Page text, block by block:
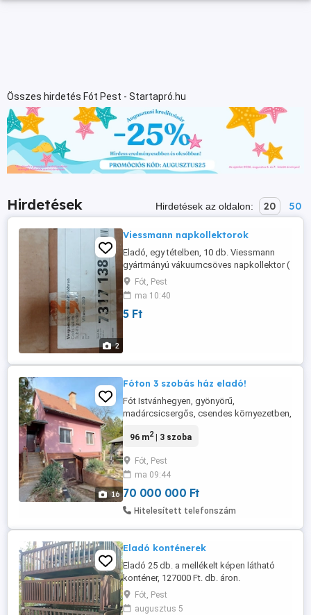
Összes hirdetés Fót Pest - Startapró.hu
Hirdetések Hirdetések az oldalon: 20 50
2
Viessmann napkollektorok
Eladó, egy tételben, 10 db. Viessmann
gyártmányú vákuumcsöves napkollektor (
3 m2 db.), az összes tartozékával, vezérlő
egységgel 500 l-es szigetelt tartállyal
kompletten. Ár megegyezés szerint.
Fót, Pest
ma 10:40
5 Ft
16
Fóton 3 szobás ház eladó!
Fót Istvánhegyen, gyönyörű,
madárcsicsergős, csendes környezetben,
belső 3 szintes, 96 nm lakóterületű, 3
önálló családi ház, beépített, gépesített
konyhával 70 M Ft-ért eladó! Extrák: klíma,
gardrób, mosókonyha, padlófűtés, ...
96 m2| 3 szoba
Fót, Pest
ma 09:44
70 000 000 Ft
Hitelesített telefonszám
Eladó konténerek
Eladó 25 db. a mellékelt képen látható
konténer, 127000 Ft. db. áron.
Fót, Pest
augusztus 5